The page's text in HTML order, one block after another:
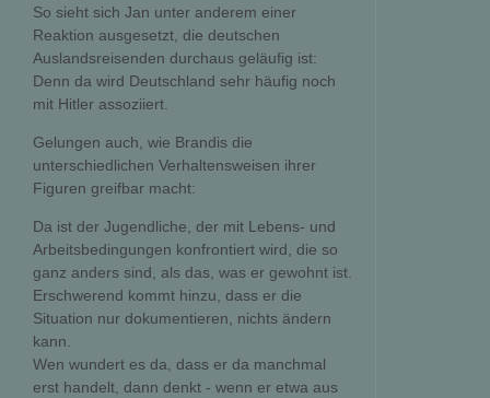
So sieht sich Jan unter anderem einer
Reaktion ausgesetzt, die deutschen
Auslandsreisenden durchaus geläufig ist:
Denn da wird Deutschland sehr häufig noch
mit Hitler assoziiert.
Gelungen auch, wie Brandis die
unterschiedlichen Verhaltensweisen ihrer
Figuren greifbar macht:
Da ist der Jugendliche, der mit Lebens- und
Arbeitsbedingungen konfrontiert wird, die so
ganz anders sind, als das, was er gewohnt ist.
Erschwerend kommt hinzu, dass er die
Situation nur dokumentieren, nichts ändern
kann.
Wen wundert es da, dass er da manchmal
erst handelt, dann denkt - wenn er etwa aus